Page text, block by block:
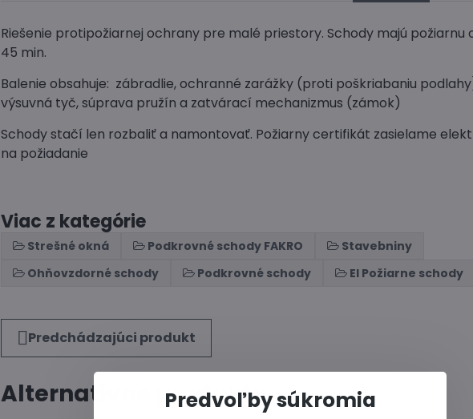
Riešenie protipožiarnej ochrany pre malé priestory. Schody majú požiarnu
45 min.
Balenie obsahuje: zábradlie, ochranné zarážky (proti poškriabaniu
výsuvná tyč, súprava pružín a zatvárací mechanizmus (zámok)
Schody stačí len rozbaliť a namontovať. Požiarny certifikát zasielame
na požiadanie
Viac z kategórie
Strešné okná Podkrovné schody FAKRO
Stavebniny
Ohňovzdorné schody
Podkrovné schody EI Požiarne schody
Predchádzajúci produkt
Alternatívne produktyPredvoľby súkromia